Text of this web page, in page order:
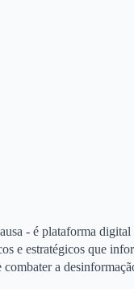
- é plataforma
e estratégicos que
a